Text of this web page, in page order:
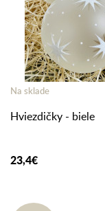
Na sklade
Hviezdičky - biele
23,4€